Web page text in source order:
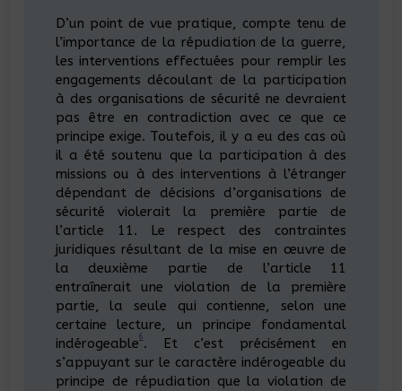
D’un point de vue pratique, compte tenu de
l’importance de la répudiation de la guerre,
les interventions effectuées pour remplir les
engagements découlant de la participation
à des organisations de sécurité ne devraient
pas être en contradiction avec ce que ce
principe exige. Toutefois, il y a eu des cas où
il a été soutenu que la participation à des
missions ou à des interventions à l’étranger
dépendant de décisions d’organisations de
sécurité violerait la première partie de
l’article 11. Le respect des contraintes
juridiques résultant de la mise en œuvre de
la deuxième partie de l’article 11
entraînerait une violation de la première
partie, la seule qui contienne, selon une
certaine lecture, un principe fondamental
indérogeable6. Et c’est précisément en
s’appuyant sur le caractère indérogeable du
principe de répudiation que la violation de